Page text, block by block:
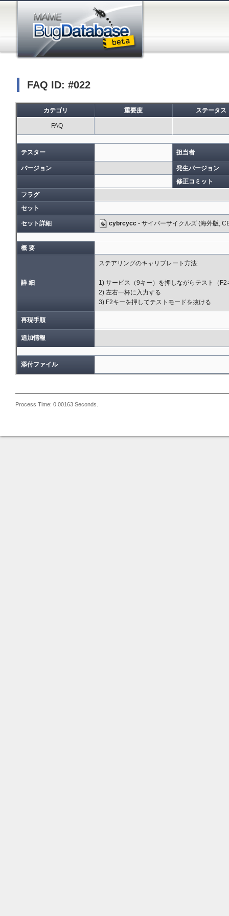
FAQ ID: #022
カテゴリ 重要度 ステータス
FAQ
テスター 担当者
バージョン
発生バージョン
修正コミット
フラグ
セット
セット詳細 cybrcycc - サイバーサイクルズ (海外版,
概 要
詳 細
ステアリングのキャリブレート方法:
1) サービス（9キー）を押しながらテスト（F2
2) 左右一杯に入力する
3) F2キーを押してテストモードを抜ける
再現手順
追加情報
添付ファイル
Process Time: 0.00163 Seconds.